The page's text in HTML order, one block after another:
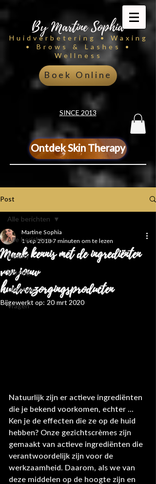
By Martine Sophia
Huidverbetering • Waxing
• Brows & Lashes •
Wellness
Boek Online
SINCE 2013
Ontdek Skin Therapy
Post
Alle berichten
Beauty
Waxing
Lifestyle
Vragen
Alle berichten
Maak kennis met de ingrediënten
van jouw
huidverzorgingsproducten
Martine Sophia
1 sep 2018 7 minuten om te lezen
Bijgewerkt op: 20 mrt 2020
Natuurlijk zijn er actieve ingrediënten
die je bekend voorkomen, echter ...
Ken je de effecten die ze op de huid
hebben? Onze gezichtscrèmes zijn
gemaakt van actieve ingrediënten die
verantwoordelijk zijn voor de
werkzaamheid. Daarom, als we van
deze middelen op de hoogte zijn en